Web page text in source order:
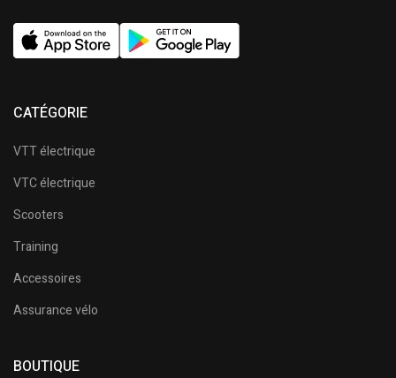
CATÉGORIE
VTT électrique
VTC électrique
Scooters
Training
Accessoires
Assurance vélo
BOUTIQUE